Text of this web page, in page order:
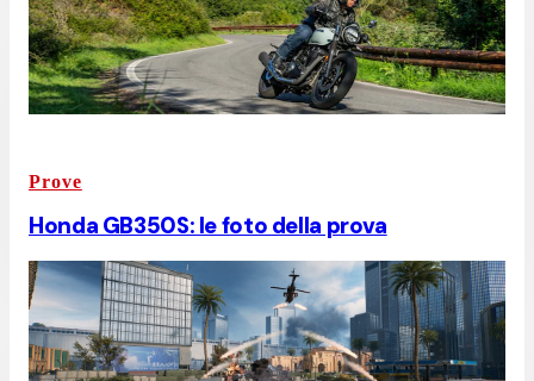
Prove
Honda GB350S: le foto della prova